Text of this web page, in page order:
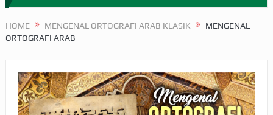
MIMPI YANG DIABAIKAN MENJELANG PERANG BADAR
SEBELUM TIBA SAAT WAJIB?
HAKIKAT NIKMAT DI DUNIA!
HOME MENGENAL ORTOGRAFI ARAB KLASIK
MENGENAL
ORTOGRAFI ARAB